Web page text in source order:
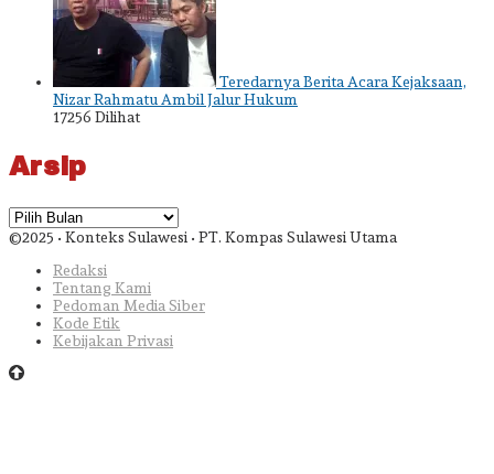
Teredarnya Berita Acara Kejaksaan,
Nizar Rahmatu Ambil Jalur Hukum
17256 Dilihat
Arsip
Arsip
©2025 • Konteks Sulawesi • PT. Kompas Sulawesi Utama
Redaksi
Tentang Kami
Pedoman Media Siber
Kode Etik
Kebijakan Privasi